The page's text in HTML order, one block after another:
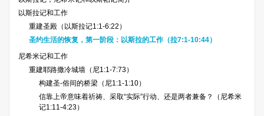
以斯拉记和工作
重建圣殿（以斯拉记1:1-6:22）
圣约生活的恢复，第一阶段：以斯拉的工作（拉7:1-10:44）
尼希米记和工作
重建耶路撒冷城墙（尼1:1-7:73）
构建圣-俗间的桥梁（尼1:1-1:10）
信靠上帝意味着祈祷、采取“实际”行动、还是两者兼备？（尼希米
记1:11-4:23）